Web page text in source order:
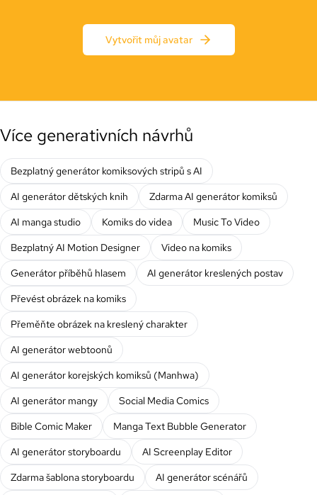
Vytvořit můj avatar
Více generativních návrhů
Bezplatný generátor komiksových stripů s AI
AI generátor dětských knih
Zdarma AI generátor komiksů
AI manga studio
Komiks do videa
Music To Video
Bezplatný AI Motion Designer
Video na komiks
Generátor příběhů hlasem
AI generátor kreslených postav
Převést obrázek na komiks
Přeměňte obrázek na kreslený charakter
AI generátor webtoonů
AI generátor korejských komiksů (Manhwa)
AI generátor mangy
Social Media Comics
Bible Comic Maker
Manga Text Bubble Generator
AI generátor storyboardu
AI Screenplay Editor
Zdarma šablona storyboardu
AI generátor scénářů